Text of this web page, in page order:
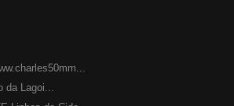
da Lagoi...